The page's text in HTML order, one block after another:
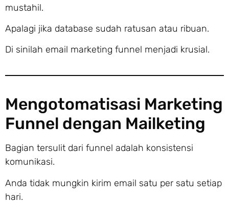
mustahil.
Apalagi jika database sudah ratusan atau ribuan.
Di sinilah email marketing funnel menjadi krusial.
Mengotomatisasi Marketing
Funnel dengan Mailketing
Bagian tersulit dari funnel adalah konsistensi
komunikasi.
Anda tidak mungkin kirim email satu per satu setiap
hari.